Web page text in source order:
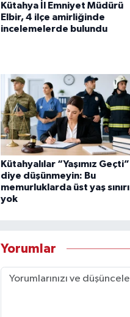
Kütahya İl Emniyet Müdürü
Elbir, 4 ilçe amirliğinde
incelemelerde bulundu
Kütahyalılar “Yaşımız Geçti”
diye düşünmeyin: Bu
memurluklarda üst yaş sınırı
yok
Yorumlar